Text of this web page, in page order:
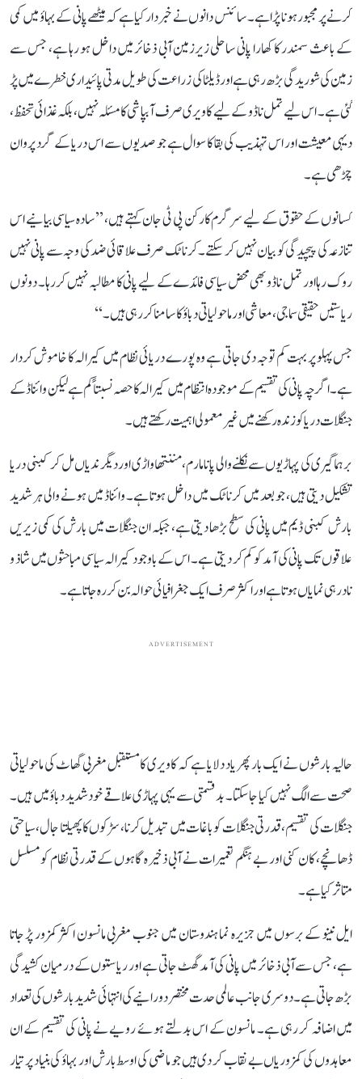
کرنے پر مجبور ہونا پڑا ہے۔ سائنس دانوں نے خبردار کیا ہے کہ میٹھے پانی کے بہاؤ میں کمی
کے باعث سمندر کا کھارا پانی ساحلی زیرزمین آبی ذخائر میں داخل ہو رہا ہے، جس سے
زمین کی شوریدگی بڑھ رہی ہے اور ڈیلٹا کی زراعت کی طویل مدتی پائیداری خطرے میں پڑ
گئی ہے۔ اس لیے تمل ناڈو کے لیے کاویری صرف آبپاشی کا مسئلہ نہیں، بلکہ غذائی تحفظ،
دیہی معیشت اور اس تہذیب کی بقا کا سوال ہے جو صدیوں سے اس دریا کے گرد پروان
چڑھی ہے۔
کسانوں کے حقوق کے لیے سرگرم کارکن پی ٹی جان کہتے ہیں، ’’سادہ سیاسی بیانیے اس
تنازعہ کی پیچیدگی کو بیان نہیں کر سکتے۔ کرناٹک صرف علاقائی ضد کی وجہ سے پانی نہیں
روک رہا اور تمل ناڈو بھی محض سیاسی فائدے کے لیے پانی کا مطالبہ نہیں کر رہا۔ دونوں
ریاستیں حقیقی سماجی، معاشی اور ماحولیاتی دباؤ کا سامنا کر رہی ہیں۔‘‘
جس پہلو پر بہت کم توجہ دی جاتی ہے وہ پورے دریائی نظام میں کیرالہ کا خاموش کردار
ہے۔ اگرچہ پانی کی تقسیم کے موجودہ انتظام میں کیرالہ کا حصہ نسبتاً کم ہے لیکن وائناڈ کے
جنگلات دریا کو زندہ رکھنے میں غیر معمولی اہمیت رکھتے ہیں۔
برہماگیری کی پہاڑیوں سے نکلنے والی پانامارم، مننتھاواڑی اور دیگر ندیاں مل کر کبنی دریا
تشکیل دیتی ہیں، جو بعد میں کرناٹک میں داخل ہوتا ہے۔ وائناڈ میں ہونے والی ہر شدید
بارش کبنی ڈیم میں پانی کی سطح بڑھا دیتی ہے، جبکہ ان جنگلات میں بارش کی کمی زیریں
علاقوں تک پانی کی آمد کو کم کر دیتی ہے۔ اس کے باوجود کیرالہ سیاسی مباحثوں میں شاذ و
نادر ہی نمایاں ہوتا ہے اور اکثر صرف ایک جغرافیائی حوالہ بن کر رہ جاتا ہے۔
ADVERTISEMENT
حالیہ بارشوں نے ایک بار پھر یاد دلایا ہے کہ کاویری کا مستقبل مغربی گھاٹ کی ماحولیاتی
صحت سے الگ نہیں کیا جا سکتا۔ بدقسمتی سے یہی پہاڑی علاقے خود شدید دباؤ میں ہیں۔
جنگلات کی تقسیم، قدرتی جنگلات کو باغات میں تبدیل کرنا، سڑکوں کا پھیلتا جال، سیاحتی
ڈھانچے، کان کنی اور بے ہنگم تعمیرات نے آبی ذخیرہ گاہوں کے قدرتی نظام کو مسلسل
متاثر کیا ہے۔
ایل نینو کے برسوں میں جزیرہ نما ہندوستان میں جنوب مغربی مانسون اکثر کمزور پڑ جاتا
ہے، جس سے آبی ذخائر میں پانی کی آمد گھٹ جاتی ہے اور ریاستوں کے درمیان کشیدگی
بڑھ جاتی ہے۔ دوسری جانب عالمی حدت مختصر دورانیے کی انتہائی شدید بارشوں کی تعداد
میں اضافہ کر رہی ہے۔ مانسون کے اس بدلتے ہوئے رویے نے پانی کی تقسیم کے ان
معاہدوں کی کمزوریاں بے نقاب کر دی ہیں جو ماضی کی اوسط بارش اور بہاؤ کی بنیاد پر تیار